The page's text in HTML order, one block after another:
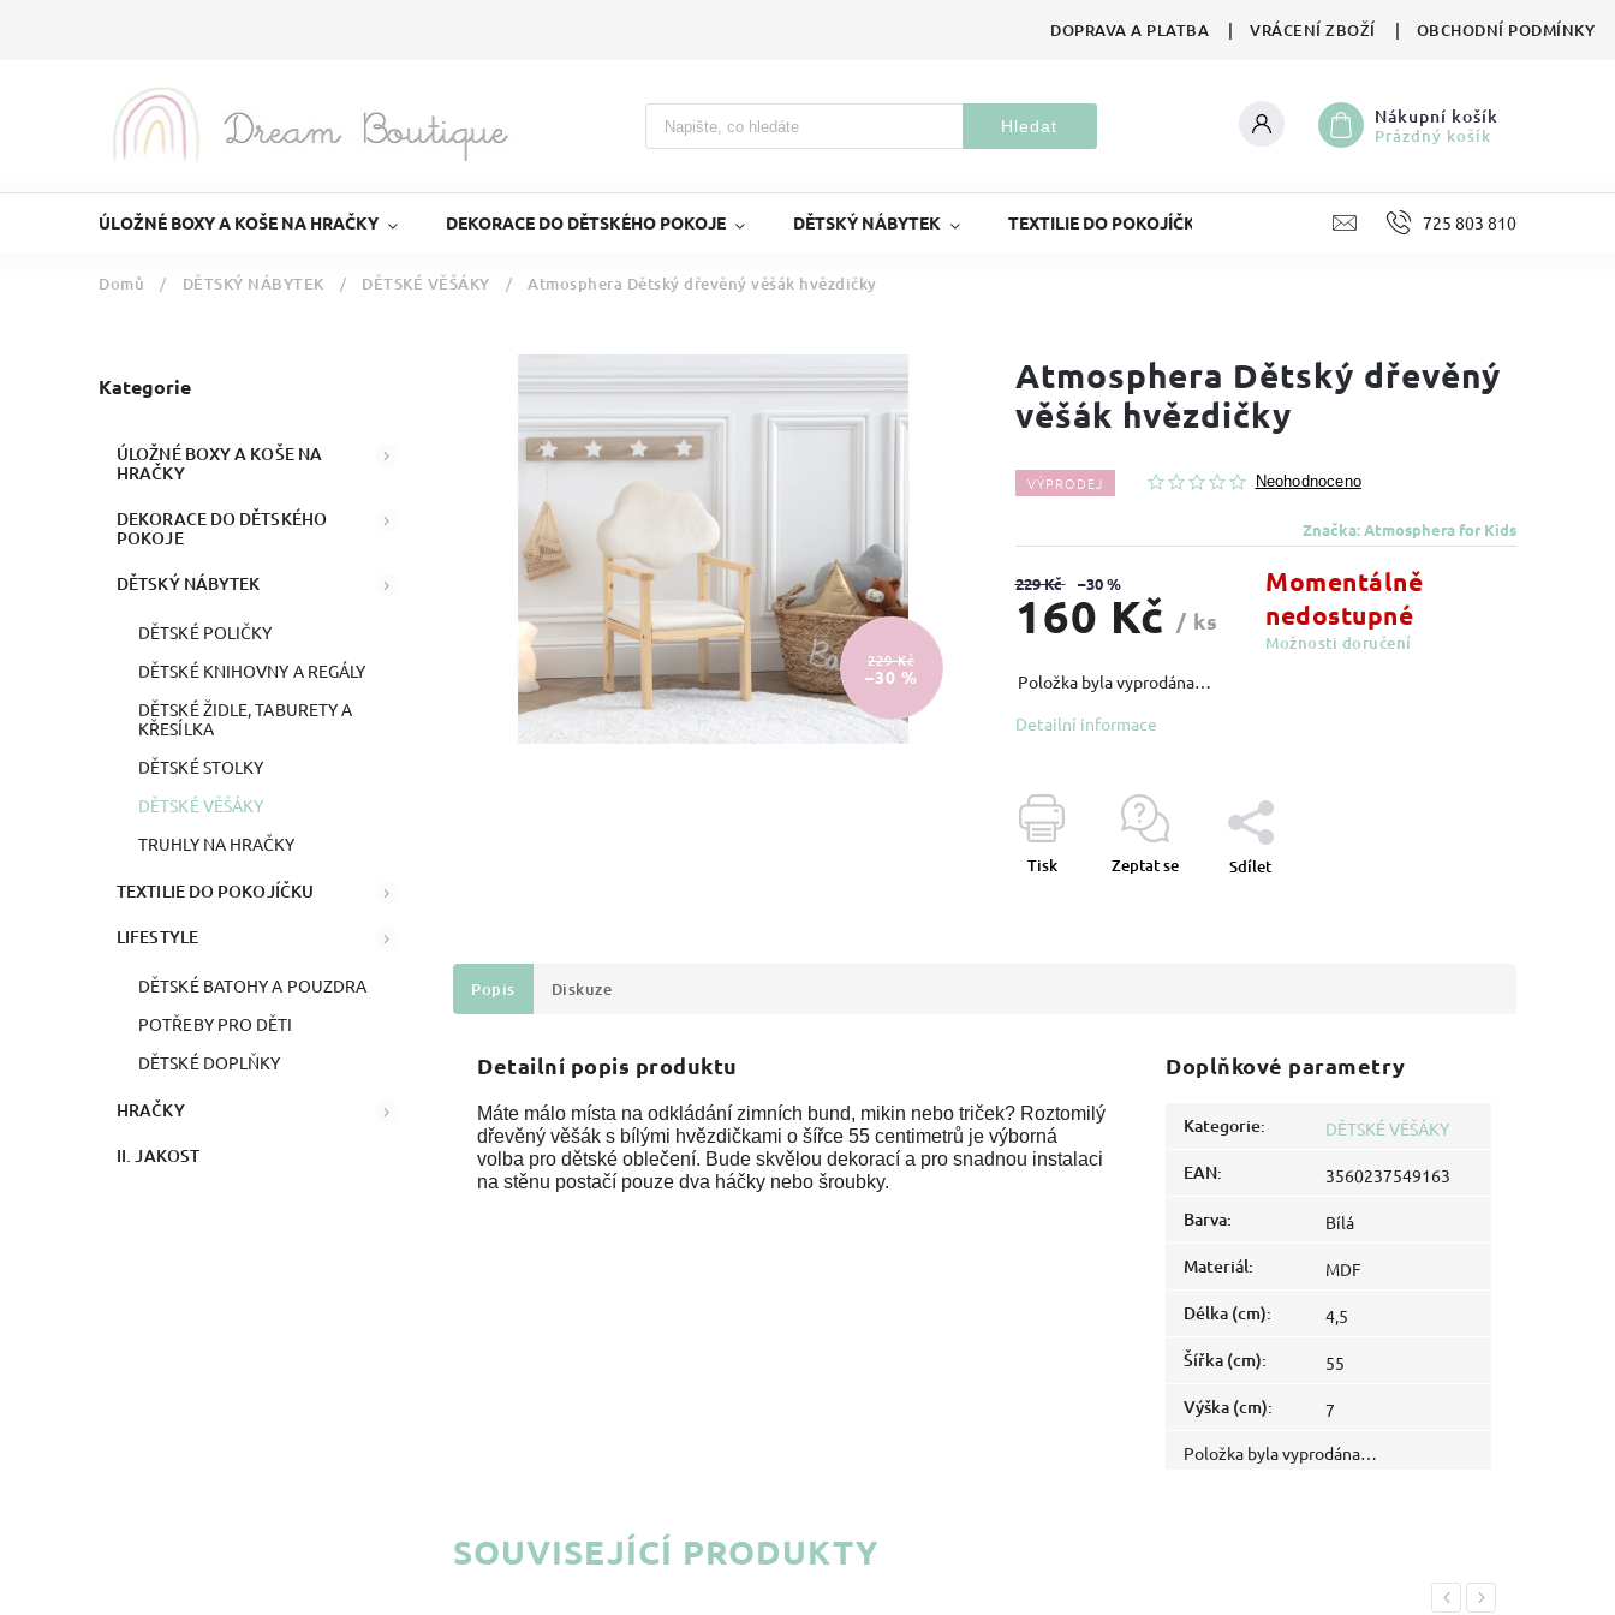
DOPRAVA A PLATBA VRÁCENÍ ZBOŽÍ OBCHODNÍ PODMÍNKY
Hledat Nákupní košík
Prázdný košík
ÚLOŽNÉ BOXY A KOŠE NA HRAČKY DEKORACE DO DĚTSKÉHO POKOJE DĚTSKÝ NÁBYTEK TEXTILIE DO POKOJÍČKU LIFESTYLE HRAČKY
725 803 810
Domů / DĚTSKÝ NÁBYTEK / DĚTSKÉ VĚŠÁKY / Atmosphera Dětský dřevěný věšák hvězdičky
Kategorie
ÚLOŽNÉ BOXY A KOŠE NA
HRAČKY
DEKORACE DO DĚTSKÉHO
POKOJE
DĚTSKÝ NÁBYTEK
DĚTSKÉ POLIČKY
DĚTSKÉ KNIHOVNY A REGÁLY
DĚTSKÉ ŽIDLE, TABURETY A
KŘESÍLKA
DĚTSKÉ STOLKY
DĚTSKÉ VĚŠÁKY
TRUHLY NA HRAČKY
TEXTILIE DO POKOJÍČKU
LIFESTYLE
DĚTSKÉ BATOHY A POUZDRA
POTŘEBY PRO DĚTI
DĚTSKÉ DOPLŇKY
HRAČKY
II. JAKOST
229 Kč
–30 %
Atmosphera Dětský dřevěný
věšák hvězdičky
VÝPRODEJ Neohodnoceno
Značka:Atmosphera for Kids
229 Kč –30 %
160 Kč / ks
Momentálně
nedostupné
Možnosti doručení
Položka byla vyprodána…
Detailní informace
Tisk Zeptat se Sdílet
Popis Diskuze
Detailní popis produktu
Máte málo místa na odkládání zimních bund, mikin nebo triček? Roztomilý
dřevěný věšák s bílými hvězdičkami o šířce 55 centimetrů je výborná
volba pro dětské oblečení. Bude skvělou dekorací a pro snadnou instalaci
na stěnu postačí pouze dva háčky nebo šroubky.
Doplňkové parametry
Kategorie: DĚTSKÉ VĚŠÁKY
EAN: 3560237549163
Barva: Bílá
Materiál: MDF
Délka (cm): 4,5
Šířka (cm): 55
Výška (cm):
7
Položka byla vyprodána…
SOUVISEJÍCÍ PRODUKTY
Previous
Next